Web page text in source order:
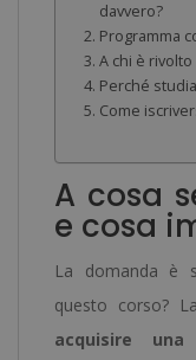
davvero?
Programma
A chi è
Perché
Come
A cosa
e cosa
La domanda è
questo corso?
acquisire